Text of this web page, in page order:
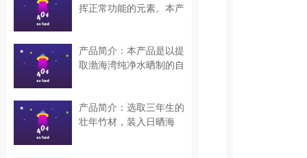
挥正常功能的元素。本产
产品简介：本产品是以提
取渤海湾纯净水晒制的自
产品简介：选取三年生的
壮年竹材，装入日晒海